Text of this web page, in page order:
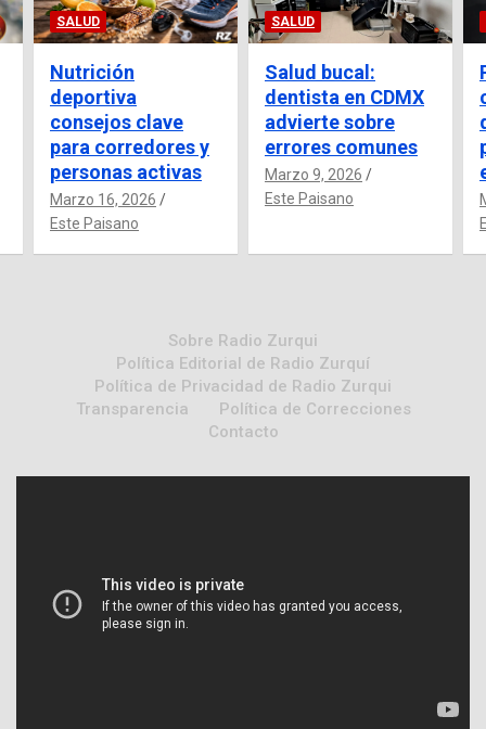
SALUD
Nutrición
deportiva
consejos clave
para corredores y
personas activas
Marzo 16, 2026
Este Paisano
SALUD
Salud bucal:
dentista en CDMX
advierte sobre
errores comunes
Marzo 9, 2026
Este Paisano
Sobre Radio Zurqui
Política Editorial de Radio Zurquí
Política de Privacidad de Radio Zurqui
Transparencia
Política de Correcciones
Contacto